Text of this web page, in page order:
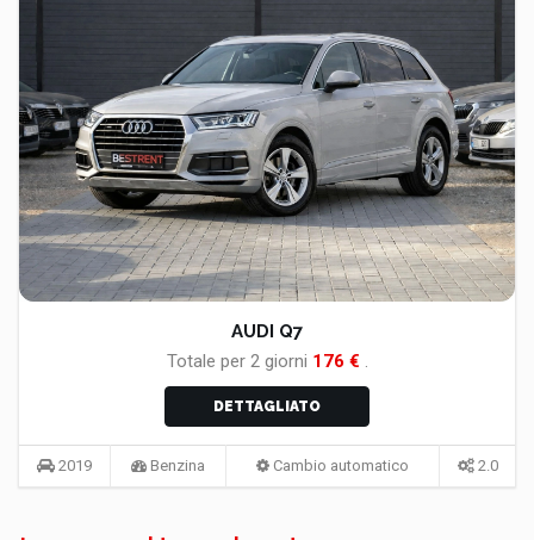
AUDI Q7
Totale per 2giorni 176 € .
DETTAGLIATO
2019 Benzina Cambio automatico 2.0